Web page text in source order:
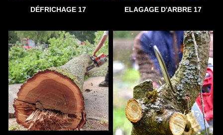
DÉFRICHAGE 17 ELAGAGE D'ARBRE 17